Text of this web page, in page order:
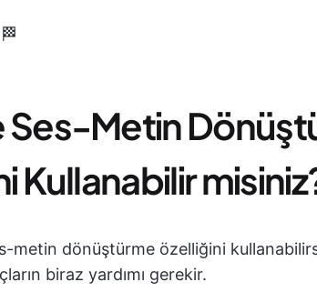
Ses-Metin
Kullanabilir
metin dönüştürme özelliğini
biraz yardımı gerekir.